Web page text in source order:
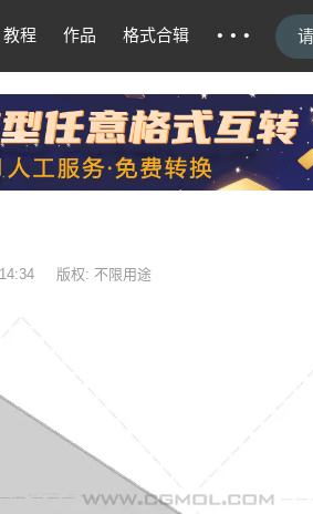
教程 作品 格式合辑 ···
版权: 不限用途